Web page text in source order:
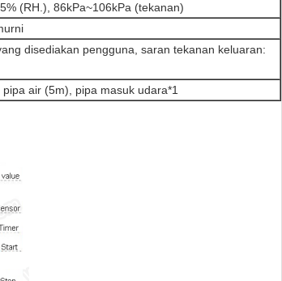
(RH.), 86kPa~106kPa (tekanan)
disediakan pengguna, saran tekanan keluaran:
air (5m), pipa masuk udara*1